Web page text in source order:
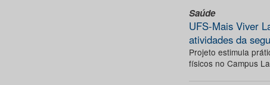
Saúde
UFS-Mais Viver
atividades da
Projeto estimula
físicos no Campus